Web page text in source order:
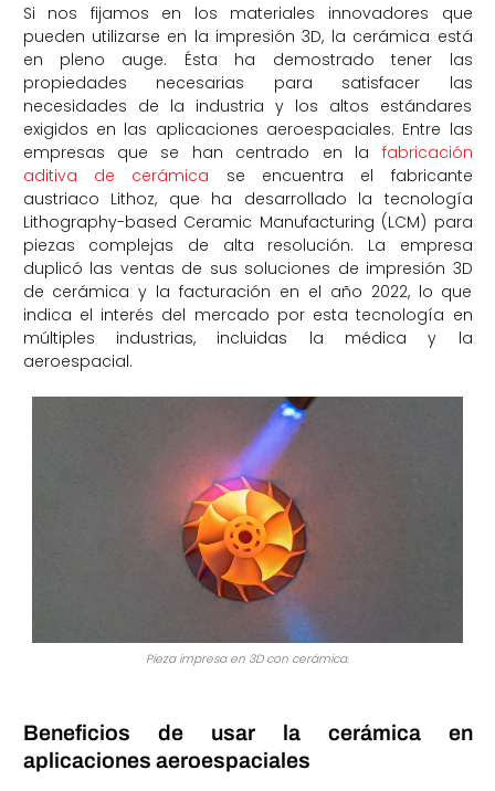
Si nos fijamos en los materiales innovadores que
pueden utilizarse en la impresión 3D, la cerámica está
en pleno auge. Ésta ha demostrado tener las
propiedades necesarias para satisfacer las
necesidades de la industria y los altos estándares
exigidos en las aplicaciones aeroespaciales. Entre las
empresas que se han centrado en la fabricación
aditiva de cerámica se encuentra el fabricante
austriaco Lithoz, que ha desarrollado la tecnología
Lithography-based Ceramic Manufacturing (LCM) para
piezas complejas de alta resolución. La empresa
duplicó las ventas de sus soluciones de impresión 3D
de cerámica y la facturación en el año 2022, lo que
indica el interés del mercado por esta tecnología en
múltiples industrias, incluidas la médica y la
aeroespacial.
Pieza impresa en 3D con cerámica.
Beneficios de usar la cerámica en
aplicaciones aeroespaciales